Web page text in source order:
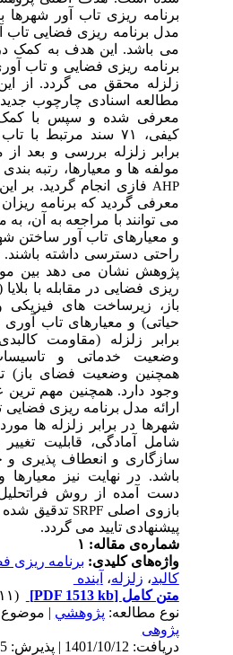
برنامه­ ریزی تاب ­آور شهرها
مدل برنامه­ ریزی فضایی تاب­
می­ باشد. این هدف به کمک
برنامه­ ریزی فضایی و تاب­
زلزله محقق می­ گردد. از
مطالعه اسنادی چارچوب
معرفی شده و سپس با کمک
کیفی، ۷۱ سند مرتبط
برابر زلزله بررسی و بعد
مولفه ­ها و معیارها، رتبه
AHP فازی انجام گردید. بر
معرفی گردید که برنامه­
می­ توانند با مراجعه به آن، به
و معیارهای تاب ­آور ساختن
راحتی دسترسی داشته باشند.
پژوهش نشان می ­دهد بین
ریزی فضایی در مقابله با
باز، زیرساخت های
حیاتی) و معیارهای تاب ­آوری
برابر زلزله (مقاومت
وضعیت خدماتی و
همچنین وضعیت فضای باز)
وجود دارد. همچنین مهم­ ترین
ارائه مدل برنامه ­ریزی فضایی
شهرها در برابر زلزله ­ها
شامل آمادگی، قابلیت تغییر
سازگاری و انعطاف ­پذیری و
باشد. در نهایت نیز معیارها
دست آمده از روش
بازوی اصلی SRPF تدقیق شده­
پیشنهادی تایید می ­گردد.
شماره‌ی مقاله: ۱
واژه‌های کلیدی: برنامه ­ریزی
کالبد، زلزله، آینده ​​​​​​​
متن کامل [PDF 1513 kb]
(۱۶۱۱ دریافت)
نوع مطالعه: پژوهشي | موضوع
پژوهی
دریافت: 1401/10/12 | پذیرش: 1402/1/15